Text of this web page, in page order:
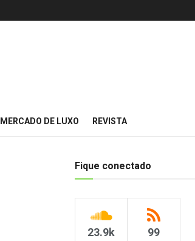
MERCADO DE LUXO REVISTA
Fique conectado
23.9k 99